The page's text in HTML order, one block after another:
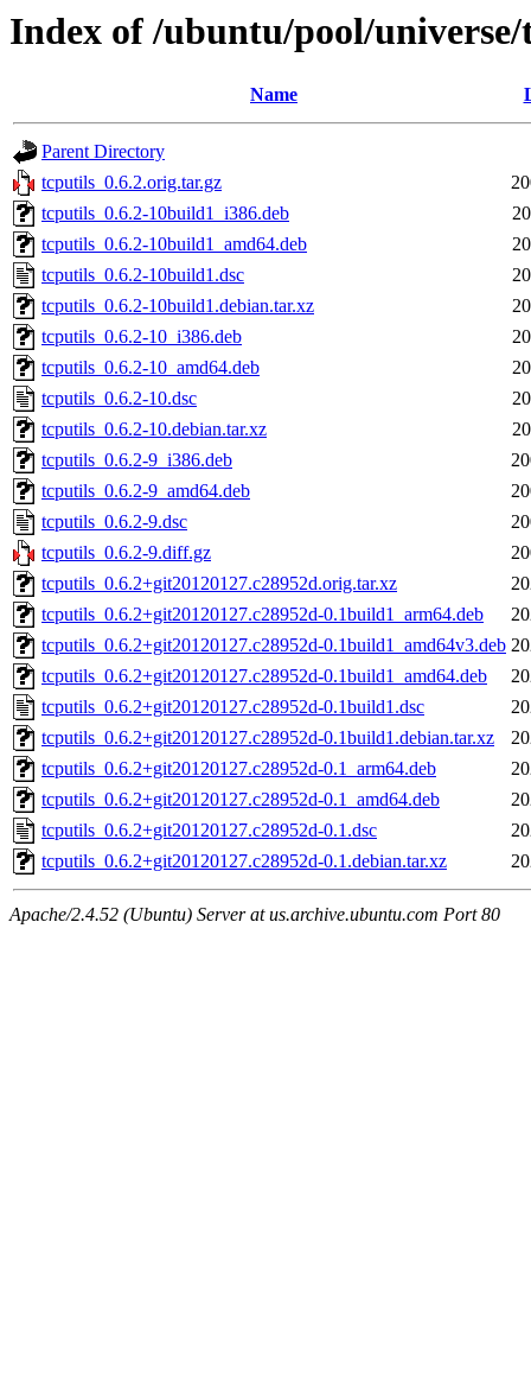
Index of /ubuntu/pool/
Name
Parent Directory
tcputils_0.6.2.orig.tar.gz
tcputils_0.6.2-10build1_i386.deb
tcputils_0.6.2-10build1_amd64.deb
tcputils_0.6.2-10build1.dsc
tcputils_0.6.2-10build1.debian.tar.xz
tcputils_0.6.2-10_i386.deb
tcputils_0.6.2-10_amd64.deb
tcputils_0.6.2-10.dsc
tcputils_0.6.2-10.debian.tar.xz
tcputils_0.6.2-9_i386.deb
tcputils_0.6.2-9_amd64.deb
tcputils_0.6.2-9.dsc
tcputils_0.6.2-9.diff.gz
tcputils_0.6.2+git20120127.c28952d.orig.tar.xz
tcputils_0.6.2+git20120127.c28952d-0.1build1_arm64.deb
tcputils_0.6.2+git20120127.c28952d-0.1build1_amd64v3.deb
tcputils_0.6.2+git20120127.c28952d-0.1build1_amd64.deb
tcputils_0.6.2+git20120127.c28952d-0.1build1.dsc
tcputils_0.6.2+git20120127.c28952d-0.1build1.debian.tar.xz
tcputils_0.6.2+git20120127.c28952d-0.1_arm64.deb
tcputils_0.6.2+git20120127.c28952d-0.1_amd64.deb
tcputils_0.6.2+git20120127.c28952d-0.1.dsc
tcputils_0.6.2+git20120127.c28952d-0.1.debian.tar.xz
Apache/2.4.52 (Ubuntu) Server at us.archive.ubuntu.com Port 80